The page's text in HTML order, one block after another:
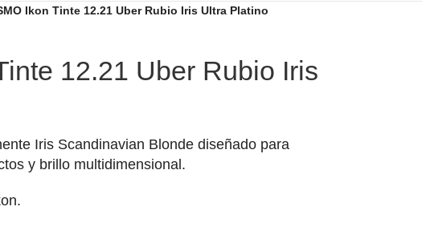
Ikon Tinte 12.21 Uber Rubio Iris Ultra Platino
12.21 Uber Rubio Iris
Iris Scandinavian Blonde diseñado para
y brillo multidimensional.